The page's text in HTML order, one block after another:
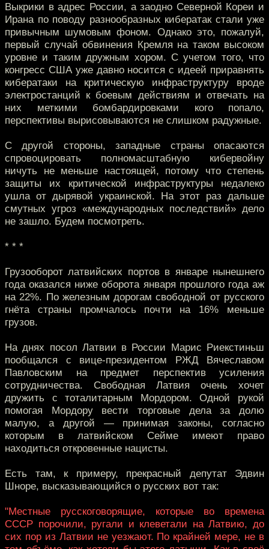
Выкрики в адрес России, а заодно Северной Кореи и
Ирана по поводу разнообразных кибератак стали уже
привычным шумовым фоном. Однако это, пожалуй,
первый случай обвинения Кремля на таком высоком
уровне и таким дружным хором. С учетом того, что
конгресс США уже давно носится с идеей приравнять
кибератаки на критическую инфраструктуру вроде
электростанций к боевым действиям и отвечать на
них меткими бомбардировками кого попало,
перспективы вырисовываются не слишком радужные.
С другой стороны, западные страны опасаются
спровоцировать полномасштабную кибервойну
ничуть не меньше настоящей, потому что степень
защиты их критической инфраструктуры недалеко
ушла от дырявой украинской. На этот раз дальше
смутных угроз «международных последствий» дело
не зашло. Будем посмотреть.
* * *
Грузооборот латвийских портов в январе нынешнего
года оказался ниже оборота января прошлого года аж
на 22%. По железным дорогам свободной от русского
гнёта страны промчалось почти на 16% меньше
грузов.
На днях посол Латвии в России Марис Риекстиньш
пообщался с вице-президентом РЖД Вячеславом
Павловским на предмет перспектив усиления
сотрудничества. Свободная Латвия очень хочет
дружить с тоталитарным Мордором. Одной рукой
помогая Мордору вести торговые дела за долю
малую, а другой — принимая законы, согласно
которым в латвийском Сейме имеют право
находиться откровенные нацисты.
Есть там, к примеру, прекрасный депутат Эдвин
Шноре, высказывающийся о русских вот так:
"Местные русскоговорящие, которые во времена
СССР порочили, ругали и клеветали на Латвию, до
сих пор из Латвии не уезжают. По крайней мере, не в